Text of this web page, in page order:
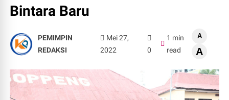
Bintara Baru
PEMIMPIN
REDAKSI
Mei 27,
2022
0
1 min
read
A
A